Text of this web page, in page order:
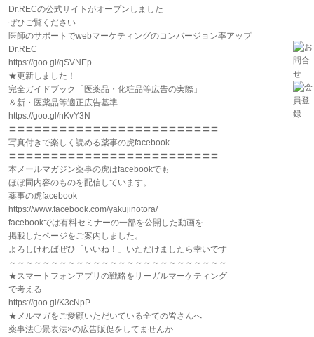
Dr.RECの公式サイトがオープンしました
ぜひご覧ください
医師のサポートでwebマーケティングのコンバージョン率アップ
Dr.REC
https://goo.gl/qSVNEp
★更新しました！
完全ガイドブック「医薬品・化粧品等広告の実際」
＆新・医薬品等適正広告基準
https://goo.gl/nKvY3N
〓〓〓〓〓〓〓〓〓〓〓〓〓〓〓〓〓〓〓〓〓〓〓〓〓
写真付きで楽しく読める薬事の虎facebook
〓〓〓〓〓〓〓〓〓〓〓〓〓〓〓〓〓〓〓〓〓〓〓〓〓
本メールマガジン薬事の虎はfacebookでも
ほぼ同内容のものを配信しています。
薬事の虎facebook
https://www.facebook.com/yakujinotora/
facebookでは有料セミナーの一部を公開した動画を
掲載したページをご案内しました。
よろしければぜひ「いいね！」いただけましたら幸いです
～～～～～～～～～～～～～～～～～～～～～～～～～～
★スマートフォンアプリの戦略をリーガルマーケティング
で考える
https://goo.gl/K3cNpP
★メルマガをご愛顧いただいている全ての皆さんへ
薬事法〇景表法×の広告販促をしてませんか